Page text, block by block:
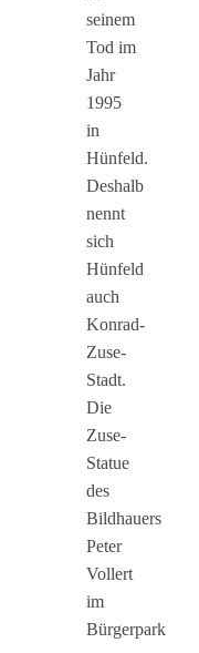
seinem
Tod im
Jahr
1995
in
Hünfeld.
Deshalb
nennt
sich
Hünfeld
auch
Konrad-
Zuse-
Stadt.
Die
Zuse-
Statue
des
Bildhauers
Peter
Vollert
im
Bürgerpark